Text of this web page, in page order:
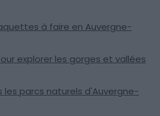
à faire en Auvergne-
explorer les gorges et vallées
les parcs naturels d'Auvergne-